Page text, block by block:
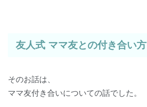
友人式 ママ友との付き合い方
そのお話は、
ママ友付き合いについての話でした。